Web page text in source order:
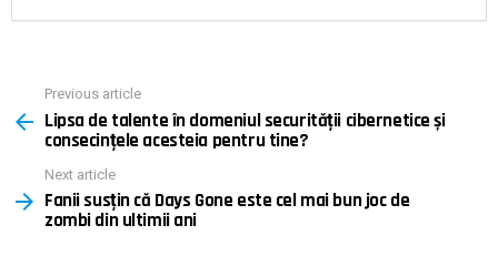
more
Previous article
Lipsa de talente în domeniul securității cibernetice și
consecințele acesteia pentru tine?
Next article
Fanii susțin că Days Gone este cel mai bun joc de
zombi din ultimii ani